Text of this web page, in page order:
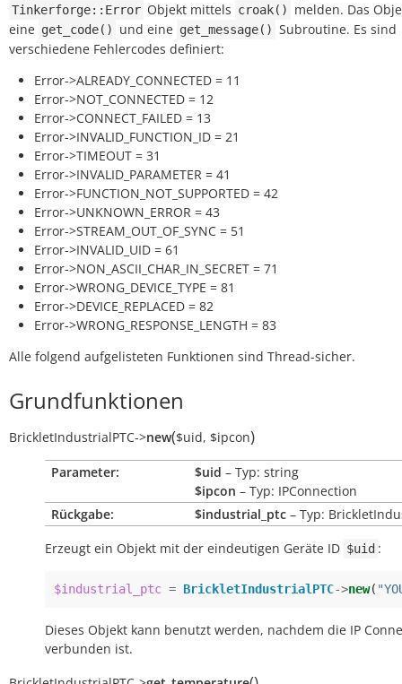
Tinkerforge::Error Objekt mittels croak()
melden. Das
eine get_code() und eine get_message() Subroutine. Es sind
verschiedene Fehlercodes definiert:
Error->ALREADY_CONNECTED = 11
Error->NOT_CONNECTED = 12
Error->CONNECT_FAILED = 13
Error->INVALID_FUNCTION_ID = 21
Error->TIMEOUT = 31
Error->INVALID_PARAMETER = 41
Error->FUNCTION_NOT_SUPPORTED = 42
Error->UNKNOWN_ERROR = 43
Error->STREAM_OUT_OF_SYNC = 51
Error->INVALID_UID = 61
Error->NON_ASCII_CHAR_IN_SECRET = 71
Error->WRONG_DEVICE_TYPE = 81
Error->DEVICE_REPLACED = 82
Error->WRONG_RESPONSE_LENGTH = 83
Alle folgend aufgelisteten Funktionen sind Thread-sicher.
Grundfunktionen
BrickletIndustrialPTC->new($uid, $ipcon)
Parameter: $uid – Typ: string
$ipcon – Typ: IPConnection
Rückgabe:
$industrial_ptc – Typ:
Erzeugt ein Objekt mit der eindeutigen Geräte ID $uid :
$industrial_ptc = BrickletIndustrialPTC->new(
Dieses Objekt kann benutzt werden, nachdem die IP
verbunden ist.